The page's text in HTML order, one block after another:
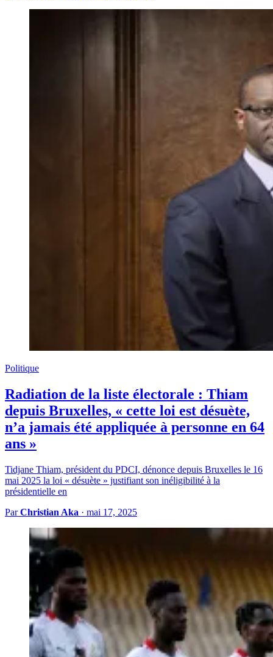
Politique
Radiation de la liste électorale : Thiam
depuis Bruxelles, « cette loi est désuète,
n’a jamais été appliquée à personne en 64
ans »
Tidjane Thiam, président du PDCI, dénonce depuis Bruxelles le 16
mai 2025 la loi « désuète » justifiant son inéligibilité à la
présidentielle en
ParChristian Aka · mai 17, 2025